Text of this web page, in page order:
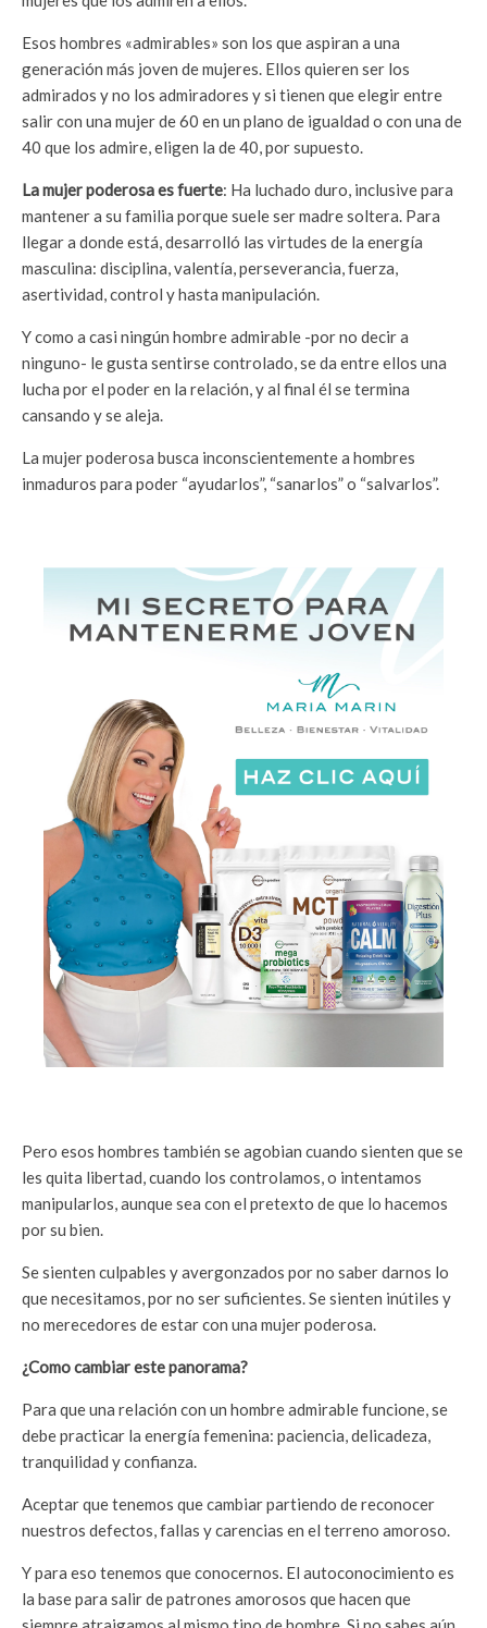
Esos hombres «admirables» son los que aspiran a una
generación más joven de mujeres. Ellos quieren ser los
admirados y no los admiradores y si tienen que elegir entre
salir con una mujer de 60 en un plano de igualdad o con una de
40 que los admire, eligen la de 40, por supuesto.
La mujer poderosa es fuerte: Ha luchado duro, inclusive para
mantener a su familia porque suele ser madre soltera. Para
llegar a donde está, desarrolló las virtudes de la energía
masculina: disciplina, valentía, perseverancia, fuerza,
asertividad, control y hasta manipulación.
Y como a casi ningún hombre admirable -por no decir a
ninguno- le gusta sentirse controlado, se da entre ellos una
lucha por el poder en la relación, y al final él se termina
cansando y se aleja.
La mujer poderosa busca inconscientemente a hombres
inmaduros para poder “ayudarlos”, “sanarlos” o “salvarlos”.
Pero esos hombres también se agobian cuando sienten que se
les quita libertad, cuando los controlamos, o intentamos
manipularlos, aunque sea con el pretexto de que lo hacemos
por su bien.
Se sienten culpables y avergonzados por no saber darnos lo
que necesitamos, por no ser suficientes. Se sienten inútiles y
no merecedores de estar con una mujer poderosa.
¿Como cambiar este panorama?
Para que una relación con un hombre admirable funcione, se
debe practicar la energía femenina: paciencia, delicadeza,
tranquilidad y confianza.
Aceptar que tenemos que cambiar partiendo de reconocer
nuestros defectos, fallas y carencias en el terreno amoroso.
Y para eso tenemos que conocernos. El autoconocimiento es
la base para salir de patrones amorosos que hacen que